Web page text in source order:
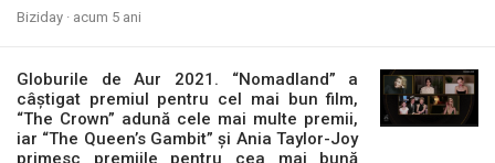
Biziday · acum 5 ani
Globurile de Aur 2021. “Nomadland” a
câștigat premiul pentru cel mai bun film,
“The Crown” adună cele mai multe premii,
iar “The Queen’s Gambit” și Ania Taylor-Joy
primesc premiile pentru cea mai bună